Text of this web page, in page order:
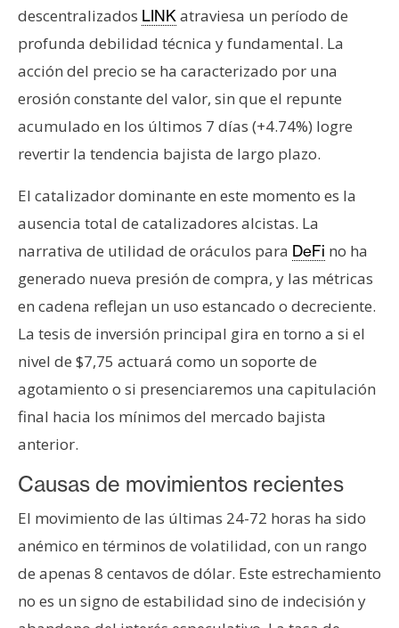
c
u
r
s
o
s
C
o
n
a
c
t
o
P
u
b
i
c
d
a
d
descentralizados LINK atraviesa un período de
profunda debilidad técnica y fundamental. La
acción del precio se ha caracterizado por una
erosión constante del valor, sin que el repunte
acumulado en los últimos 7 días (+4.74%) logre
revertir la tendencia bajista de largo plazo.
El catalizador dominante en este momento es la
ausencia total de catalizadores alcistas. La
narrativa de utilidad de oráculos para DeFi no ha
generado nueva presión de compra, y las métricas
en cadena reflejan un uso estancado o decreciente.
La tesis de inversión principal gira en torno a si el
nivel de $7,75 actuará como un soporte de
agotamiento o si presenciaremos una capitulación
final hacia los mínimos del mercado bajista
anterior.
Causas de movimientos recientes
El movimiento de las últimas 24-72 horas ha sido
anémico en términos de volatilidad, con un rango
de apenas 8 centavos de dólar. Este estrechamiento
no es un signo de estabilidad sino de indecisión y